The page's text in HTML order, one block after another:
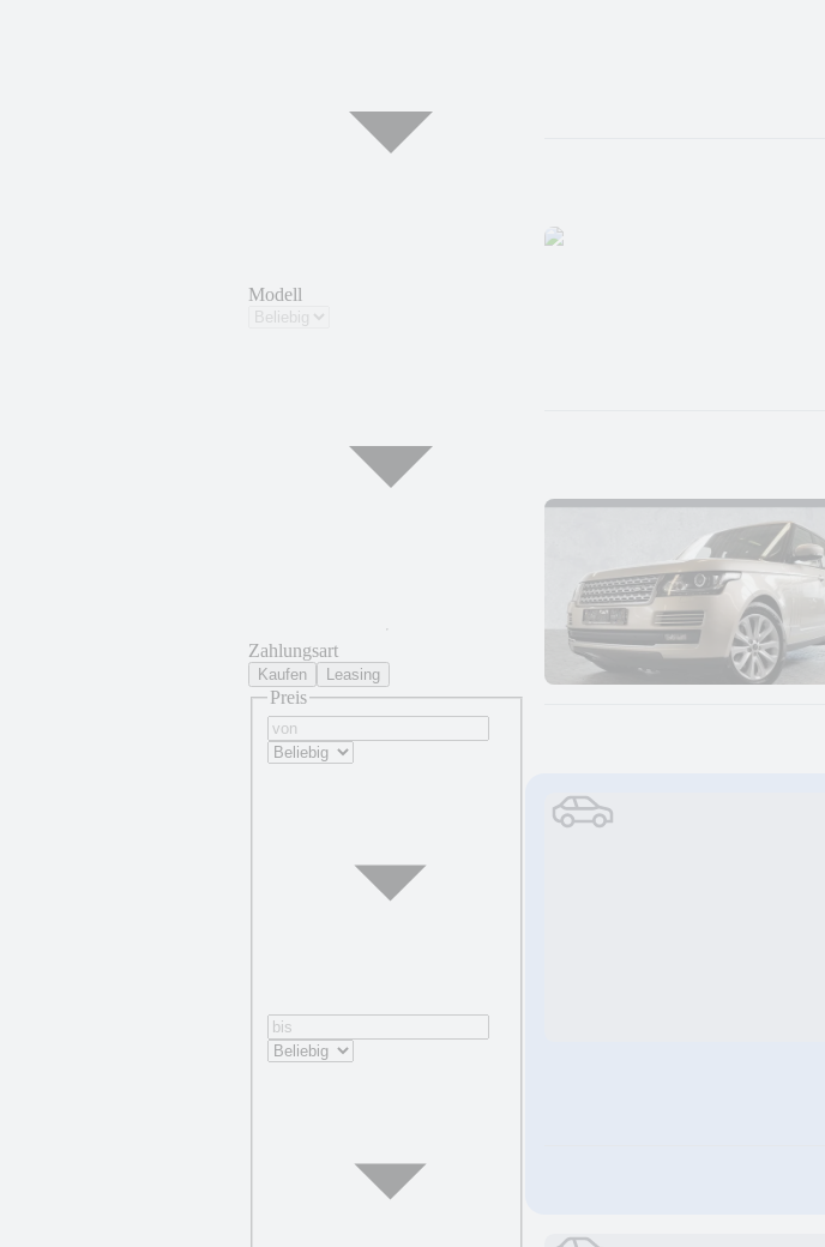
Modell
Zahlungsart
Kaufen Leasing
Preis